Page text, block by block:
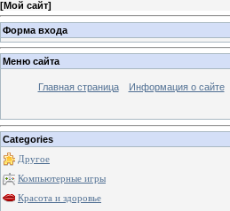
[Мой сайт]
Форма входа
Меню сайта
Главная страница Информация о сайте
Categories
Другое
Компьютерные игры
Красота и здоровье